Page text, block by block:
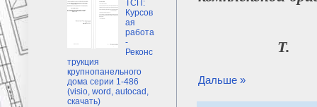
Т.
Дальше »
ТСП:
Курсов
ая
работа
-
Реконс
трукция
крупнопанельного
дома серии 1-486
(visio, word, autocad,
скачать)